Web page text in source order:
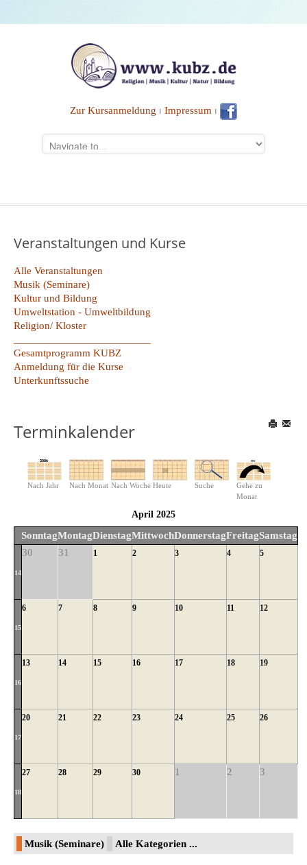
Zur Kursanmeldung ⏐ Impressum ⏐
Veranstaltungen und Kurse
Alle Veranstaltungen
Musik (Seminare)
Kultur und Bildung
Umweltstation - Umweltbildung
Religion/ Kloster
Gesamtprogramm KUBZ
Anmeldung für die Kurse
Unterkunftssuche
Terminkalender
Nach Jahr Nach Monat Nach Woche Heute Suche
Gehe zu
Monat
April 2025
SonntagMontagDienstagMittwochDonnerstagFreitagSamstag
14
30 31 1 2 3 4 5
15
6 7 8 9 10 11 12
16
13 14 15 16 17 18 19
17
20 21 22 23 24 25 26
18
27 28 29 30 1 2 3
Musik (Seminare) Alle Kategorien ...